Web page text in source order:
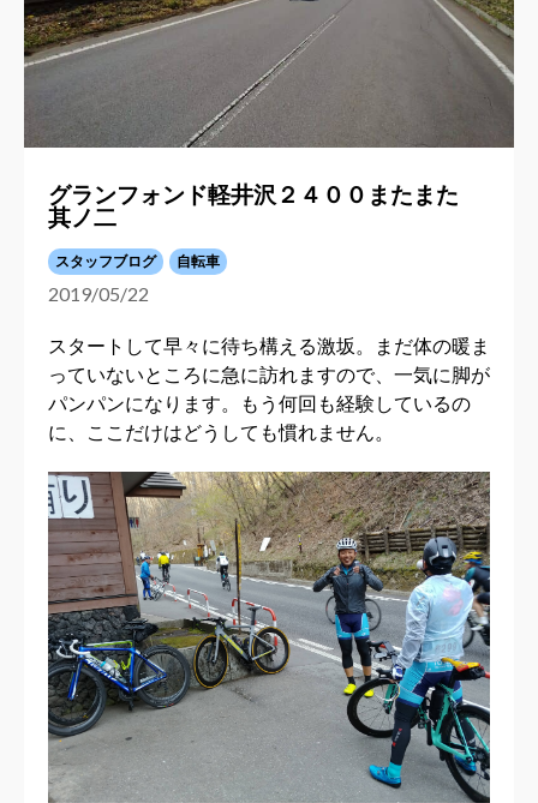
グランフォンド軽井沢２４００またまた
其ノ二
スタッフブログ 自転車
2019/05/22
スタートして早々に待ち構える激坂。まだ体の暖ま
っていないところに急に訪れますので、一気に脚が
パンパンになります。もう何回も経験しているの
に、ここだけはどうしても慣れません。